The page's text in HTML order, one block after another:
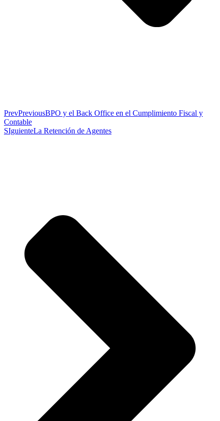
PrevPreviousBPO y el Back Office en el Cumplimiento Fiscal y
Contable
SIguienteLa Retención de Agentes